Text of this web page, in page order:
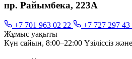
пр. Райымбека, 223А
+7 701 963 02 22 +7 727 297 43
Жұмыс уақыты
Күн сайын, 8:00–22:00 Үзіліссіз